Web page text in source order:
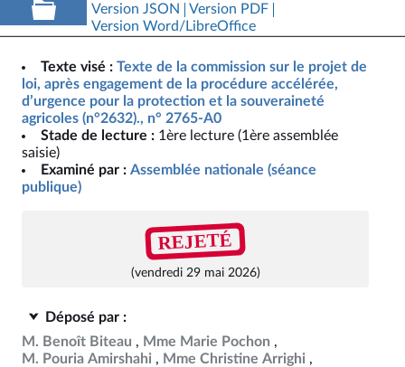
Version JSON
Version PDF
Version Word/LibreOffice
Texte visé : Texte de la commission sur le projet de
loi, après engagement de la procédure accélérée,
d’urgence pour la protection et la souveraineté
agricoles (n°2632)., n° 2765-A0
Stade de lecture : 1ère lecture (1ère assemblée
saisie)
Examiné par : Assemblée nationale (séance
publique)
REJETÉ
(vendredi 29 mai 2026)
Déposé par :
M. Benoît Biteau
Mme Marie Pochon
M. Pouria Amirshahi
Mme Christine Arrighi